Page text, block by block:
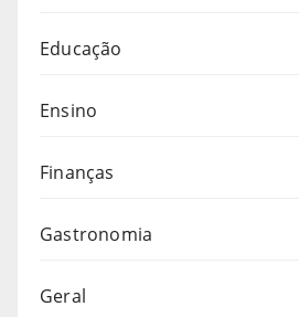
Educação
Ensino
Finanças
Gastronomia
Geral